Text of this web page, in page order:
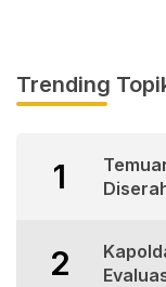
Trending
1
2